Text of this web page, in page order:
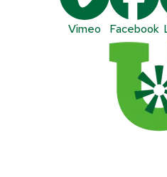
Vimeo Facebook